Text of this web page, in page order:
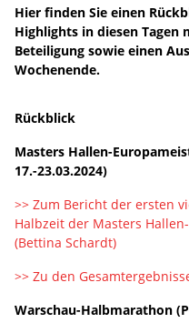
Hier finden Sie einen
Highlights in diesen
Beteiligung sowie einen
Wochenende.
Rückblick
Masters Hallen-
17.-23.03.2024)
>> Zum Bericht der ersten
Halbzeit der Masters
(Bettina Schardt)
>> Zu den
Warschau-Halbmarathon